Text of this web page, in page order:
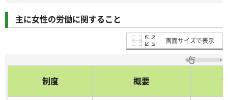
主に女性の労働に関すること
画面サイズで表示
制度 概要